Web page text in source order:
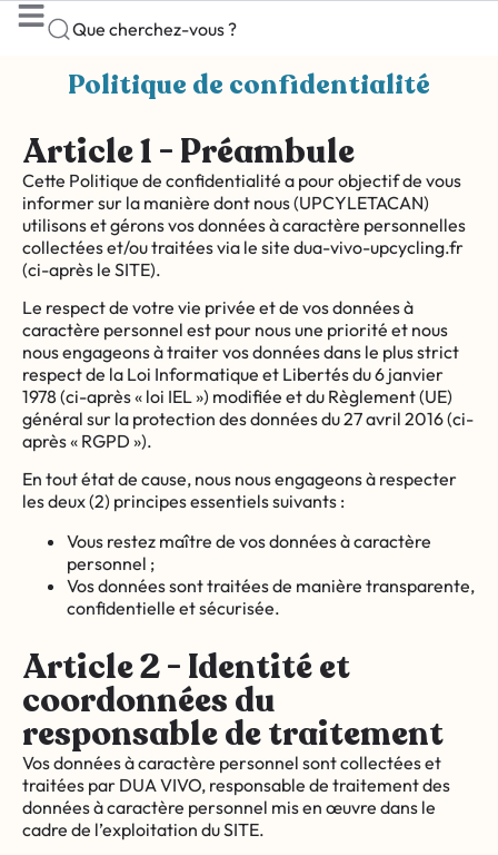
Que cherchez-vous ?
Politique de confidentialité
Article 1 - Préambule
Cette Politique de confidentialité a pour objectif de vous
informer sur la manière dont nous (UPCYLETACAN)
utilisons et gérons vos données à caractère personnelles
collectées et/ou traitées via le site dua-vivo-upcycling.fr
(ci-après le SITE).
Le respect de votre vie privée et de vos données à
caractère personnel est pour nous une priorité et nous
nous engageons à traiter vos données dans le plus strict
respect de la Loi Informatique et Libertés du 6 janvier
1978 (ci-après « loi IEL ») modifiée et du Règlement (UE)
général sur la protection des données du 27 avril 2016 (ci-
après « RGPD »).
En tout état de cause, nous nous engageons à respecter
les deux (2) principes essentiels suivants :
Vous restez maître de vos données à caractère
personnel ;
Vos données sont traitées de manière transparente,
confidentielle et sécurisée.
Article 2 - Identité et
coordonnées du
responsable de traitement
Vos données à caractère personnel sont collectées et
traitées par DUA VIVO, responsable de traitement des
données à caractère personnel mis en œuvre dans le
cadre de l’exploitation du SITE.